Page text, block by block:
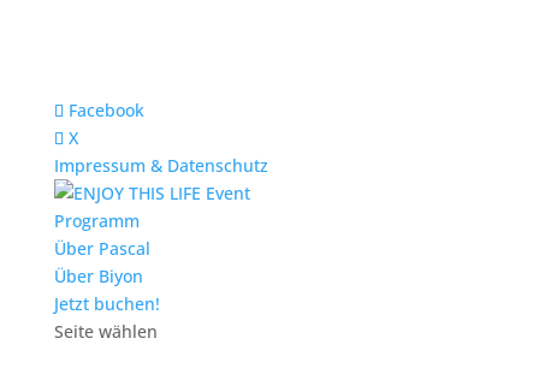
Facebook
X
Impressum & Datenschutz
Programm
Über Pascal
Über Biyon
Jetzt buchen!
Seite wählen